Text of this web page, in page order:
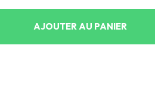
AJOUTER AU PANIER